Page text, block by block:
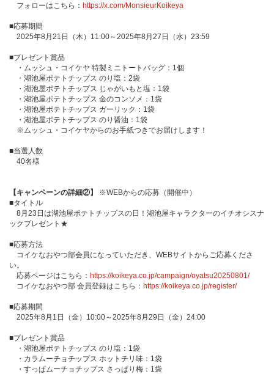
フォローはこちら： https://x.com/MonsieurKoikeya
■応募期間
2025年8月21日（木）11:00～2025年8月27日（水）23:59
■プレゼント賞品
・ムッシュ・コイケヤ 特製ミニトートバッグ：1個
・湖池屋ポテトチップス のり塩：2袋
・湖池屋ポテトチップス じゃがいもと塩：1袋
・湖池屋ポテトチップス 金のコンソメ：1袋
・湖池屋ポテトチップス ガーリック：1袋
・湖池屋ポテトチップス のり醤油：1袋
※ムッシュ・コイケヤからのお手紙つきでお届けします！
■当選人数
40名様
【キャンペーンの詳細②】
※WEBからの応募（開催中）
■タイトル
8月23日は湖池屋ポテトチップスの日！湖池屋キャラクターのイチオシスナ
ックプレゼント★
■応募方法
コイケなおやつ部会員になっていただき、WEBサイトからご応募くださ
い。
応募ページはこちら： https://koikeya.co.jp/campaign/oyatsu20250801/
コイケなおやつ部 会員登録はこちら： https://koikeya.co.jp/register/
■応募期間
2025年8月1日（金）10:00～2025年8月29日（金）24:00
■プレゼント賞品
・湖池屋ポテトチップス のり塩：1袋
・カラムーチョチップス ホットチリ味：1袋
・すっぱムーチョチップス さっぱり梅：1袋